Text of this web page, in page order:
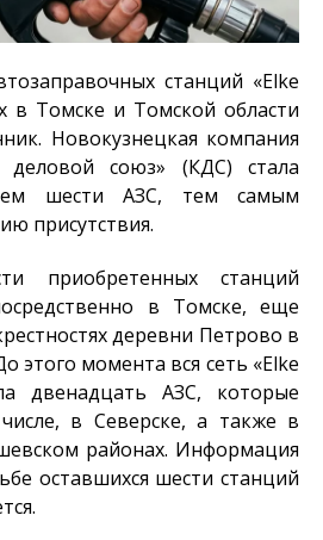
станций «Elke
в Томске и Томской области
Новокузнецкая компания
деловой союз» (КДС) стала
шести АЗС, тем самым
присутствия.
приобретенных станций
в Томске, еще
деревни Петрово в
этого момента вся сеть «Elke
двенадцать АЗС, которые
в Северске, а также в
районах. Информация
оставшихся шести станций